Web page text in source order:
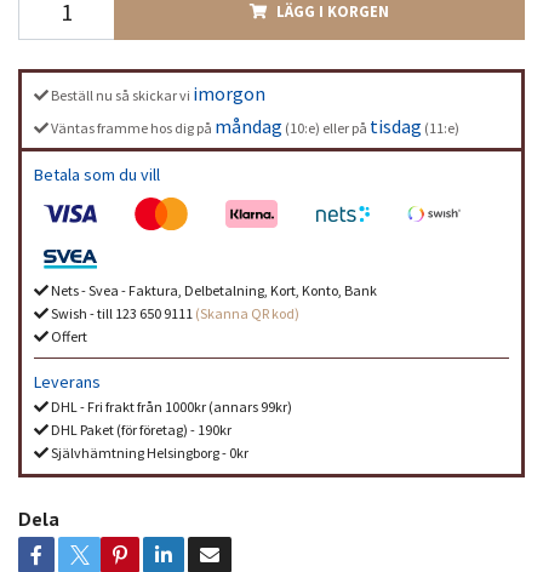
LÄGG I KORGEN
Beställ nu så skickar vi imorgon
Väntas framme hos dig på måndag (10:e) eller på tisdag (11:e)
Betala som du vill
Nets - Svea - Faktura, Delbetalning, Kort, Konto, Bank
Swish - till 123 650 9111 (Skanna QR kod)
Offert
Leverans
DHL - Fri frakt från 1000kr (annars 99kr)
DHL Paket (för företag) - 190kr
Självhämtning Helsingborg - 0kr
Dela